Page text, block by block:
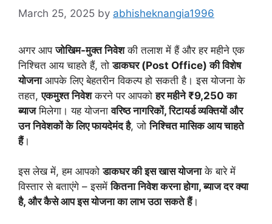
March 25, 2025 by abhisheknangia1996
अगर आपजोखिम-मुक्त निवेशकी तलाश में हैं और हर महीने एक
निश्चित आय चाहते हैं, तोडाकघर (Post Office) की विशेष
योजनाआपके लिए बेहतरीन विकल्प हो सकती है। इस योजना के
तहत,एकमुश्त निवेशकरने पर आपकोहर महीने ₹9,250 का
ब्याजमिलेगा। यह योजनावरिष्ठ नागरिकों, रिटायर्ड व्यक्तियों और
उन निवेशकों के लिए फायदेमंद है, जोनिश्चित मासिक आय चाहते
हैं।
इस लेख में, हम आपकोडाकघर की इस खास योजनाके बारे में
विस्तार से बताएंगे – इसमेंकितना निवेश करना होगा, ब्याज दर क्या
है, और कैसे आप इस योजना का लाभ उठा सकते हैं।